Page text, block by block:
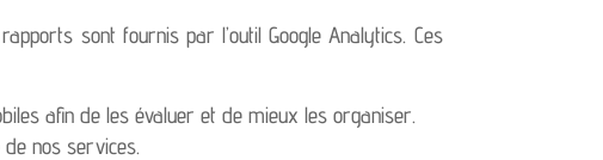
sont fournis par l’outil Google Analytics. Ces
afin de les évaluer et de mieux les organiser.
nos services.